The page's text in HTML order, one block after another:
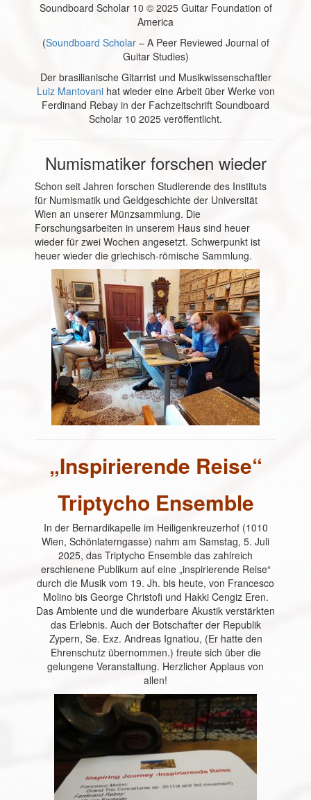
Soundboard Scholar 10 © 2025 Guitar Foundation of
America
(Soundboard Scholar– A Peer Reviewed Journal of
Guitar Studies)
Der brasilianische Gitarrist und Musikwissenschaftler
Luiz Mantovanihat wieder eine Arbeit über Werke von
Ferdinand Rebay in der Fachzeitschrift Soundboard
Scholar 10 2025 veröffentlicht.
Numismatiker forschen wieder
Schon seit Jahren forschen Studierende des Instituts
für Numismatik und Geldgeschichte der Universität
Wien an unserer Münzsammlung. Die
Forschungsarbeiten in unserem Haus sind heuer
wieder für zwei Wochen angesetzt. Schwerpunkt ist
heuer wieder die griechisch-römische Sammlung.
„Inspirierende Reise“
Triptycho Ensemble
In der Bernardikapelle im Heiligenkreuzerhof (1010
Wien, Schönlaterngasse) nahm am Samstag, 5. Juli
2025, das Triptycho Ensemble das zahlreich
erschienene Publikum auf eine „inspirierende Reise“
durch die Musik vom 19. Jh. bis heute, von Francesco
Molino bis George Christofi und Hakki Cengiz Eren.
Das Ambiente und die wunderbare Akustik verstärkten
das Erlebnis. Auch der Botschafter der Republik
Zypern, Se. Exz. Andreas Ignatiou, (Er hatte den
Ehrenschutz übernommen.) freute sich über die
gelungene Veranstaltung. Herzlicher Applaus von
allen!